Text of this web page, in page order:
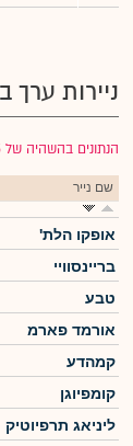
ניירות ערך
הנתונים בהשהיה של 15 דק׳
שם נייר
אופקו הלת'
בריינסוויי
טבע
אורמד פארמ
קמהדע
קומפיוגן
ליניאג תרפיוטיק